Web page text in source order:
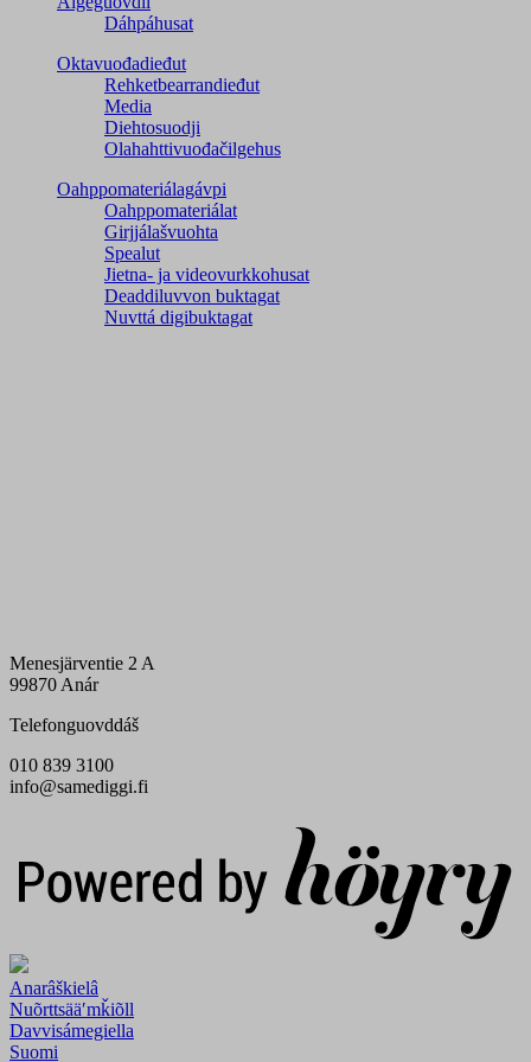
Dáhpáhusat
Oktavuođadieđut
Rehketbearrandieđut
Media
Diehtosuodji
Olahahttivuođačilgehus
Oahppomateriálagávpi
Oahppomateriálat
Girjjálašvuohta
Spealut
Jietna- ja videovurkkohusat
Deaddiluvvon buktagat
Nuvttá digibuktagat
Menesjärventie 2 A
99870 Anár
Telefonguovddáš
010 839 3100
info@samediggi.fi
Anarâškielâ
Nuõrttsääʹmǩiõll
Davvisámegiella
Suomi